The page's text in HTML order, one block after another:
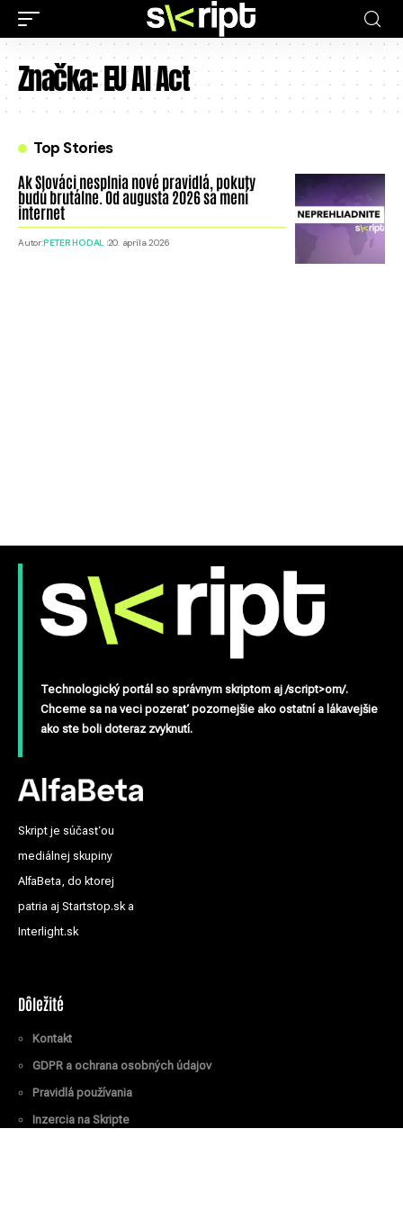
Značka:EU AI Act
Top Stories
Ak Slováci nesplnia nové pravidlá, pokuty
budú brutálne. Od augusta 2026 sa mení
internet
Autor:PETER HODAL 20. apríla 2026
Technologický portál so správnym skriptom aj /script>om/.
Chceme sa na veci pozerať pozornejšie ako ostatní a lákavejšie
ako ste boli doteraz zvyknutí.
Skript je súčasťou
mediálnej skupiny
AlfaBeta, do ktorej
patria aj Startstop.sk a
Interlight.sk
Dôležité
Kontakt
GDPR a ochrana osobných údajov
Pravidlá používania
Inzercia na Skripte